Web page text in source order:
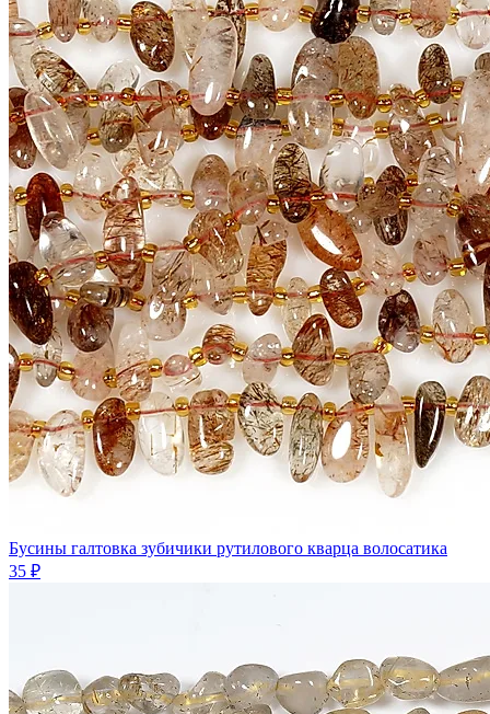
Бусины галтовка зубичики рутилового кварца волосатика
35 ₽